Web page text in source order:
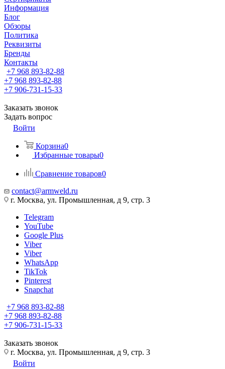
Информация
Блог
Обзоры
Политика
Реквизиты
Бренды
Контакты
+7 968 893-82-88
+7 968 893-82-88
+7 906-731-15-33
Заказать звонок
Задать вопрос
Войти
Корзина0
Избранные товары0
Сравнение товаров0
contact@armweld.ru
г. Москва, ул. Промышленная, д 9, стр. 3
Telegram
YouTube
Google Plus
Viber
Viber
WhatsApp
TikTok
Pinterest
Snapchat
+7 968 893-82-88
+7 968 893-82-88
+7 906-731-15-33
Заказать звонок
г. Москва, ул. Промышленная, д 9, стр. 3
Войти